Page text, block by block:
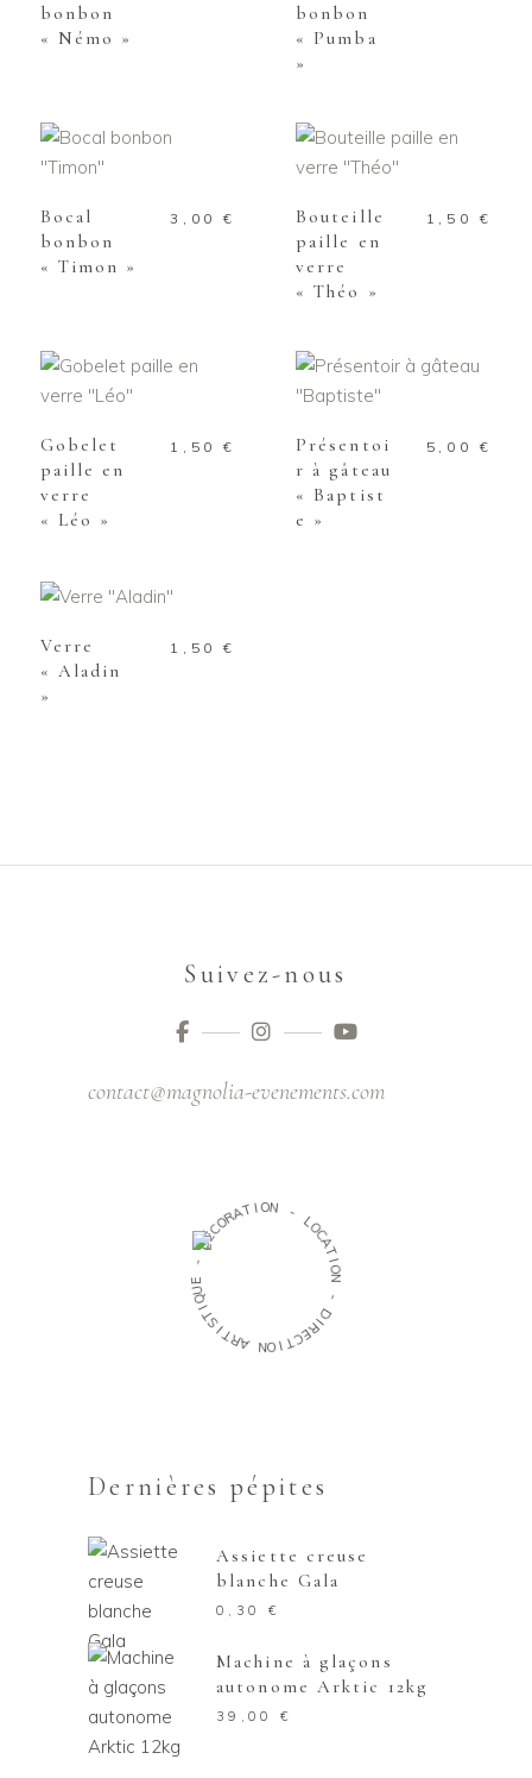
bonbon
« Némo »
bonbon
« Pumba
»
AJOUTER AU
Bocal
bonbon
« Timon »
3,00€
AJOUTER AU
PANIER
Bouteille
paille en
verre
« Théo »
1,50 €
AJOUTER AU
PANIER
Gobelet
paille en
verre
« Léo »
1,50€
AJOUTER AU
PANIER
Présentoi
r à gâteau
« Baptist
e »
5,00 €
PANIER
Verre
« Aladin
»
1,50€
Suivez-nous
contact@magnolia-evenements.com
D
ÉCORATION -
L
O
C
A
T
I
O
N
-
D
I
R
E
C
T
I
O
N
A
R
T
I
S
T
I
Q
U
E
-
Dernières pépites
Assiette creuse
blanche Gala
0,30 €
Machine à glaçons
autonome Arktic 12kg
39,00 €